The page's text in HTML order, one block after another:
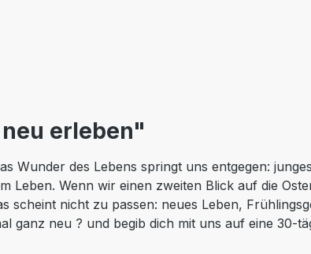
erleben"
Wunder des Lebens springt uns entgegen:
Leben. Wenn wir einen zweiten Blick auf die
nicht zu passen: neues Leben,
ganz neu ? und begib dich mit uns auf eine 30-